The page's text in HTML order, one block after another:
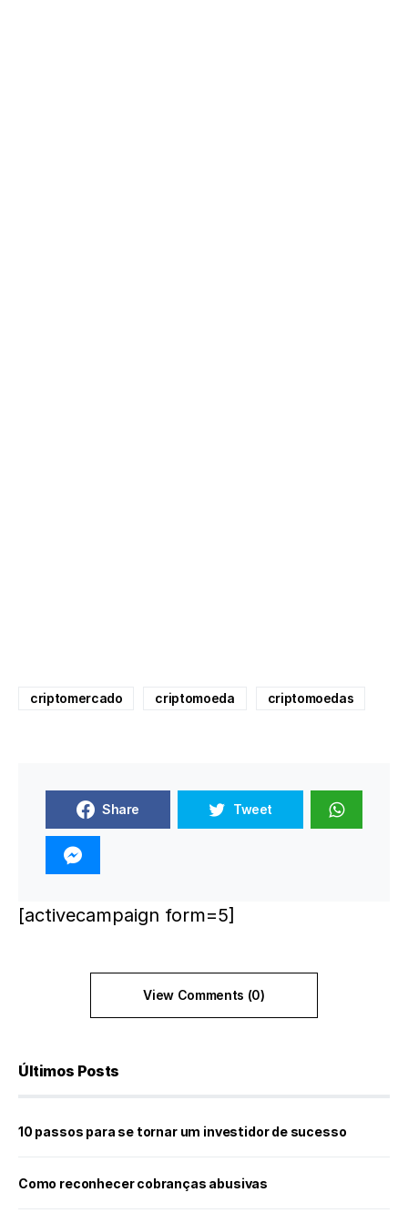
criptomercado criptomoeda criptomoedas
Share Tweet
[activecampaign form=5]
View Comments (0)
Últimos Posts
10 passos para se tornar um investidor de sucesso
Como reconhecer cobranças abusivas